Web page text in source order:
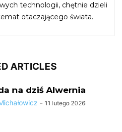
technologii, chętnie dzieli
otaczającego świata.
ARTICLES
na dziś Alwernia
- 11 lutego 2026